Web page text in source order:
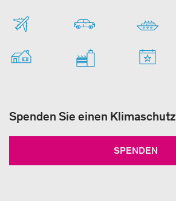
Spenden Sie einen
SPENDEN